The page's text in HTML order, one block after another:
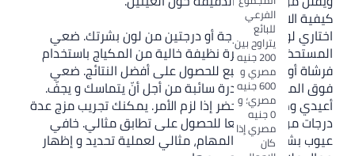
الفرعي
للبائع
يتراوح بين
200 جنيه
مصري و
600 جنيه
مصري؛ و
0 جنيه
مصري إذا
كان
كيفية الاستخدام :
اختاري لونا أفتح بدرجة أو درجتين من لون بشرتك. ضعي
المستحضر على بشرة نظيفة خالية من المكياج باستخدام
فرشاة أو طرف الإصبع للحصول على أفضل النتائج. ضعي
فوق المستحضر بودرة سائبة من أجل أنّ يتماسك و يجفّ.
أعيدي وضع المستحضر إذا لزم الأمر. يمكنك تجريب مزج عدة
درجات من الألوان معا للحصول على تطابق مثالي. خافي
عيوب بشرة متعدد المهام، مثالي لعملية تحديد و إظهار